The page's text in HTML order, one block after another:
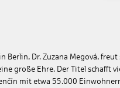
Dr. Zuzana Megová,
große Ehre. Der Titel schafft
mit etwa 55.000